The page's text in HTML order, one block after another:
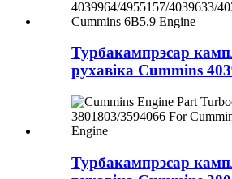
Турбакампрэсар
рухавіка Cummins
Турбакампрэсар